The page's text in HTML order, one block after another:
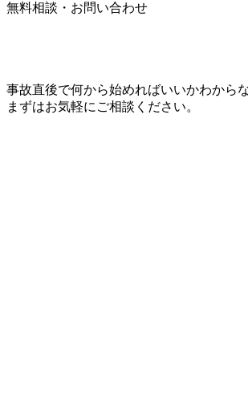
無料相談・お問い合わせ
事故直後で何から始めればいいかわからな
まずはお気軽にご相談ください。